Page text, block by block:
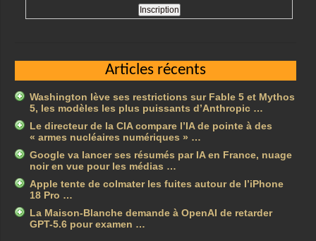
Articles récents
Washington lève ses restrictions sur Fable 5 et Mythos
5, les modèles les plus puissants d’Anthropic …
Le directeur de la CIA compare l’IA de pointe à des
« armes nucléaires numériques » …
Google va lancer ses résumés par IA en France, nuage
noir en vue pour les médias …
Apple tente de colmater les fuites autour de l’iPhone
18 Pro …
La Maison-Blanche demande à OpenAI de retarder
GPT-5.6 pour examen …